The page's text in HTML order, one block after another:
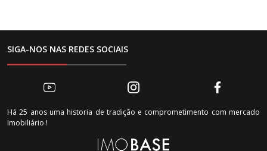
SIGA-NOS NAS REDES SOCIAIS
Há 25 anos uma historia de tradição e comprometimento com mercado
Imobiliário !